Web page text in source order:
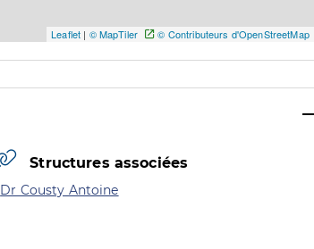
Leaflet | © MapTiler © Contributeurs d'OpenStreetMap
Structures associées
Dr Cousty Antoine